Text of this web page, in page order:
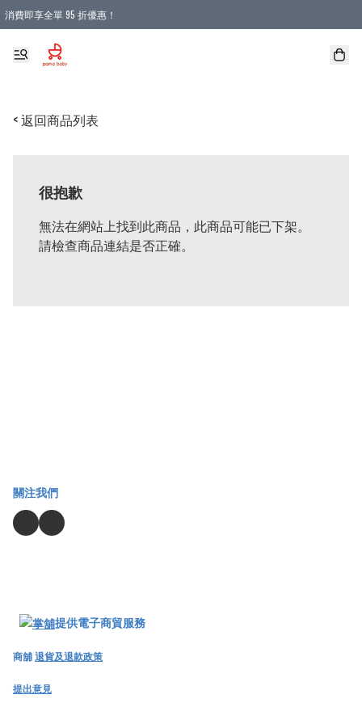
消費即享全單 95 折優惠！
購物滿 HKD 900.00即享免運費優惠！（適用於 本地送貨、本地取貨 )
< 返回商品列表
很抱歉
無法在網站上找到此商品，此商品可能已下架。
請檢查商品連結是否正確。
關注我們
提供電子商貿服務
商舖退貨及退款政策
提出意見